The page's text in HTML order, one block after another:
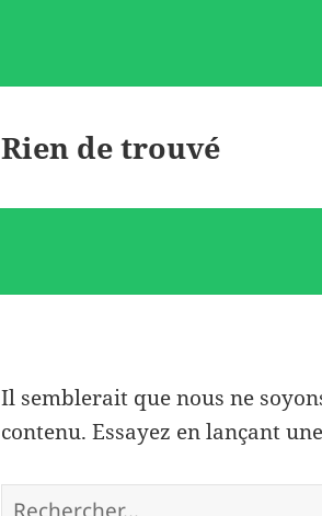
Rien de trouvé
Il semblerait que nous ne
contenu. Essayez en lançant
Rechercher :